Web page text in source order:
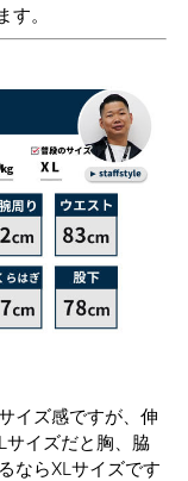
。
イズ感ですが、伸
サイズだと胸、脇
ならXLサイズです